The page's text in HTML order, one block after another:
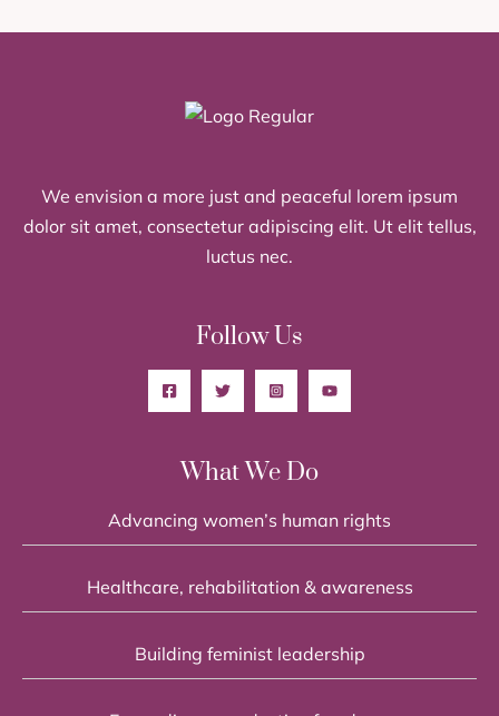
We envision a more just and peaceful lorem ipsum
dolor sit amet, consectetur adipiscing elit. Ut elit tellus,
luctus nec.
Follow Us
What We Do
Advancing women’s human rights
Healthcare, rehabilitation & awareness
Building feminist leadership